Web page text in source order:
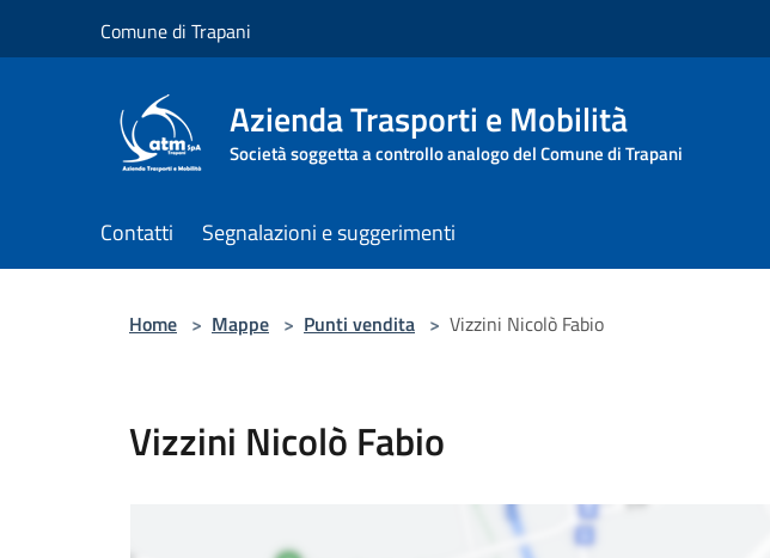
Comune di Trapani
Azienda Trasporti e Mobilità
Società soggetta a controllo analogo del Comune di Trapani
Contatti Segnalazioni e suggerimenti
Home > Mappe > Punti vendita > Vizzini Nicolò Fabio
Vizzini Nicolò Fabio